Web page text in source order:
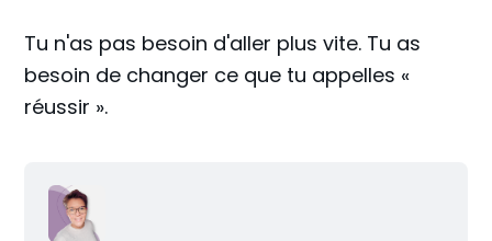
Tu n'as pas besoin d'aller plus vite. Tu as
besoin de changer ce que tu appelles «
réussir ».